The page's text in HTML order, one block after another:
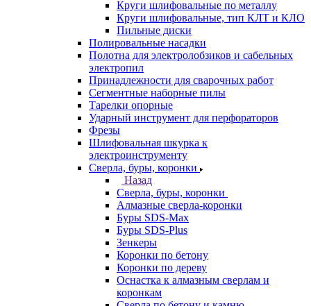
Круги шлифовальные по металлу
Круги шлифовальные, тип КЛТ и КЛО
Пильные диски
Полировальные насадки
Полотна для электролобзиков и сабельных
электропил
Принадлежности для сварочных работ
Сегментные наборные пилы
Тарелки опорные
Ударный инструмент для перфораторов
Фрезы
Шлифовальная шкурка к
электроинструменту
Сверла, буры, коронки
Назад
Сверла, буры, коронки
Алмазные сверла-коронки
Буры SDS-Max
Буры SDS-Plus
Зенкеры
Коронки по бетону
Коронки по дереву
Оснастка к алмазным сверлам и
коронкам